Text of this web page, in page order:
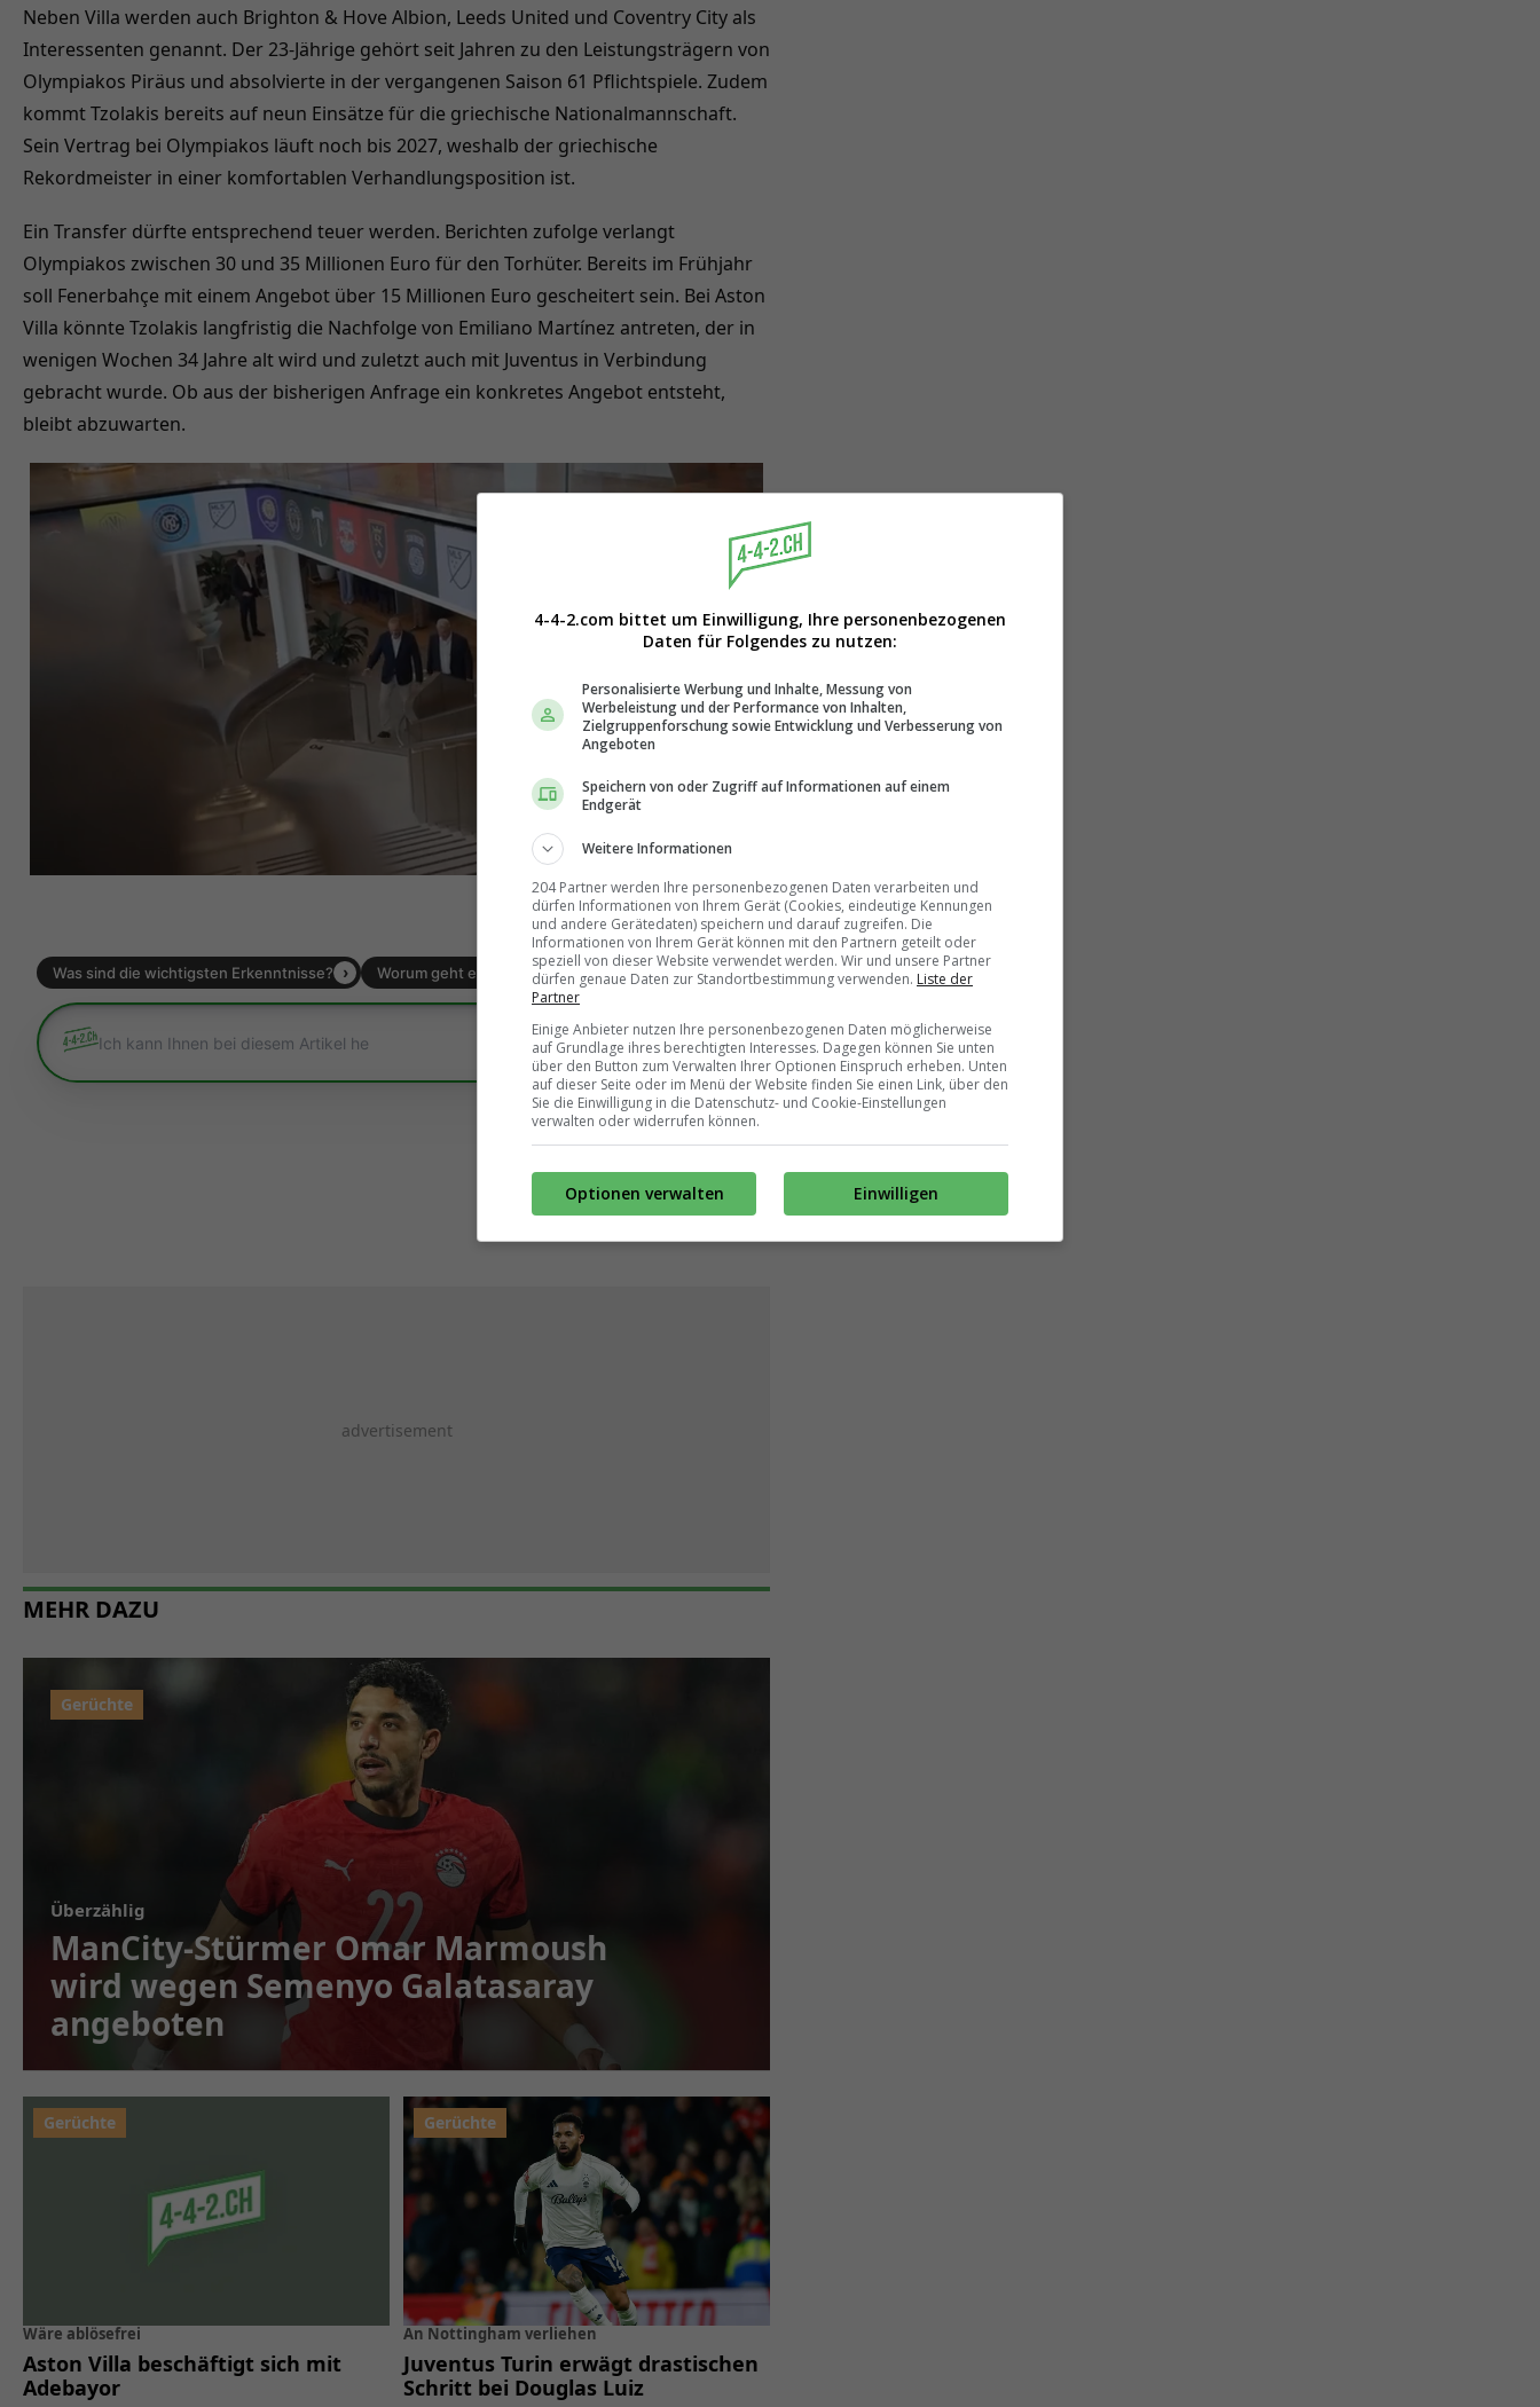
Neben Villa werden auch Brighton & Hove Albion, Leeds United und Coventry City als
Interessenten genannt. Der 23-Jährige gehört seit Jahren zu den Leistungsträgern von
Olympiakos Piräus und absolvierte in der vergangenen Saison 61 Pflichtspiele. Zudem
kommt Tzolakis bereits auf neun Einsätze für die griechische Nationalmannschaft.
Sein Vertrag bei Olympiakos läuft noch bis 2027, weshalb der griechische
Rekordmeister in einer komfortablen Verhandlungsposition ist.
Ein Transfer dürfte entsprechend teuer werden. Berichten zufolge verlangt
Olympiakos zwischen 30 und 35 Millionen Euro für den Torhüter. Bereits im Frühjahr
soll Fenerbahçe mit einem Angebot über 15 Millionen Euro gescheitert sein. Bei Aston
Villa könnte Tzolakis langfristig die Nachfolge von Emiliano Martínez antreten, der in
wenigen Wochen 34 Jahre alt wird und zuletzt auch mit Juventus in Verbindung
gebracht wurde. Ob aus der bisherigen Anfrage ein konkretes Angebot entsteht,
bleibt abzuwarten.
MEHR DAZU
Überzählig
ManCity-Stürmer Omar Marmoush
wird wegen Semenyo Galatasaray
angeboten
Wäre ablösefrei
Aston Villa beschäftigt sich mit
Adebayor
An Nottingham verliehen
Juventus Turin erwägt drastischen
Schritt bei Douglas Luiz
4-4-2.com bittet um Einwilligung, Ihre personenbezogenen
Daten für Folgendes zu nutzen:
Personalisierte Werbung und Inhalte, Messung von
Werbeleistung und der Performance von Inhalten,
Zielgruppenforschung sowie Entwicklung und Verbesserung von
Angeboten
Speichern von oder Zugriff auf Informationen auf einem
Endgerät
Weitere Informationen
204 Partner werden Ihre personenbezogenen Daten verarbeiten und
dürfen Informationen von Ihrem Gerät (Cookies, eindeutige Kennungen
und andere Gerätedaten) speichern und darauf zugreifen. Die
Informationen von Ihrem Gerät können mit den Partnern geteilt oder
speziell von dieser Website verwendet werden. Wir und unsere Partner
dürfen genaue Daten zur Standortbestimmung verwenden. Liste der
Partner
Einige Anbieter nutzen Ihre personenbezogenen Daten möglicherweise
auf Grundlage ihres berechtigten Interesses. Dagegen können Sie unten
über den Button zum Verwalten Ihrer Optionen Einspruch erheben. Unten
auf dieser Seite oder im Menü der Website finden Sie einen Link, über den
Sie die Einwilligung in die Datenschutz- und Cookie-Einstellungen
verwalten oder widerrufen können.
Einwilligen
Optionen verwalten